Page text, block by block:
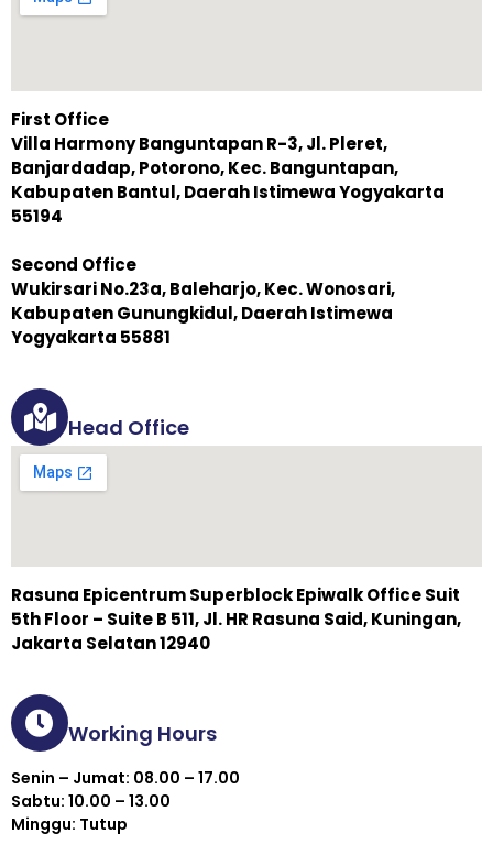
First Office
Villa Harmony Banguntapan R-3, Jl. Pleret,
Banjardadap, Potorono, Kec. Banguntapan,
Kabupaten Bantul, Daerah Istimewa Yogyakarta
55194
Second Office
Wukirsari No.23a, Baleharjo, Kec. Wonosari,
Kabupaten Gunungkidul, Daerah Istimewa
Yogyakarta 55881
Head Office
Rasuna Epicentrum Superblock Epiwalk Office Suit
5th Floor – Suite B 511, Jl. HR Rasuna Said, Kuningan,
Jakarta Selatan 12940
Working Hours
Senin – Jumat: 08.00 – 17.00
Sabtu: 10.00 – 13.00
Minggu: Tutup